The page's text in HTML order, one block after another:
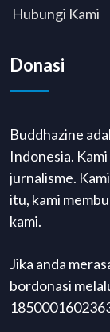
Hubungi Kami
Donasi
Buddhazine
Indonesia.
jurnalisme.
itu, kami
kami.
Jika anda
bordonasi